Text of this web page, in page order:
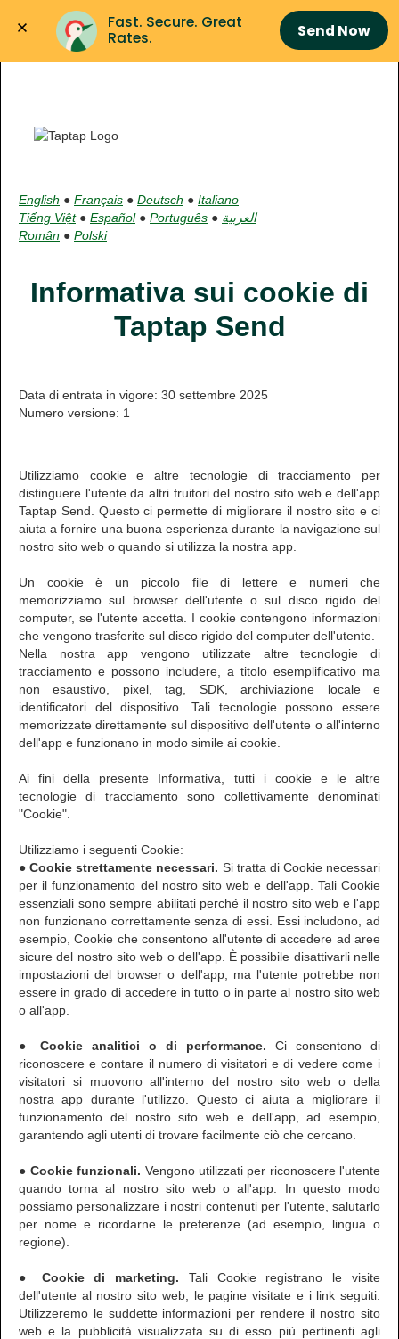
Fast. Secure. Great
Rates.
Send Now
English ● Français ● Deutsch ● Italiano
Tiếng Việt● Español● Português ● العربية
Român ● Polski
Informativa sui cookie di
Taptap Send
Data di entrata in vigore: 30 settembre 2025
Numero versione: 1
Utilizziamo cookie e altre tecnologie di tracciamento per
distinguere l'utente da altri fruitori del nostro sito web e dell'app
Taptap Send. Questo ci permette di migliorare il nostro sito e ci
aiuta a fornire una buona esperienza durante la navigazione sul
nostro sito web o quando si utilizza la nostra app.
Un cookie è un piccolo file di lettere e numeri che
memorizziamo sul browser dell'utente o sul disco rigido del
computer, se l'utente accetta. I cookie contengono informazioni
che vengono trasferite sul disco rigido del computer dell'utente.
Nella nostra app vengono utilizzate altre tecnologie di
tracciamento e possono includere, a titolo esemplificativo ma
non esaustivo, pixel, tag, SDK, archiviazione locale e
identificatori del dispositivo. Tali tecnologie possono essere
memorizzate direttamente sul dispositivo dell'utente o all'interno
dell'app e funzionano in modo simile ai cookie.
Ai fini della presente Informativa, tutti i cookie e le altre
tecnologie di tracciamento sono collettivamente denominati
"Cookie".
Utilizziamo i seguenti Cookie:
● Cookie strettamente necessari. Si tratta di Cookie necessari
per il funzionamento del nostro sito web e dell'app. Tali Cookie
essenziali sono sempre abilitati perché il nostro sito web e l'app
non funzionano correttamente senza di essi. Essi includono, ad
esempio, Cookie che consentono all'utente di accedere ad aree
sicure del nostro sito web o dell'app. È possibile disattivarli nelle
impostazioni del browser o dell'app, ma l'utente potrebbe non
essere in grado di accedere in tutto o in parte al nostro sito web
o all'app.
● Cookie analitici o di performance. Ci consentono di
riconoscere e contare il numero di visitatori e di vedere come i
visitatori si muovono all'interno del nostro sito web o della
nostra app durante l'utilizzo. Questo ci aiuta a migliorare il
funzionamento del nostro sito web e dell'app, ad esempio,
garantendo agli utenti di trovare facilmente ciò che cercano.
● Cookie funzionali. Vengono utilizzati per riconoscere l'utente
quando torna al nostro sito web o all'app. In questo modo
possiamo personalizzare i nostri contenuti per l'utente, salutarlo
per nome e ricordarne le preferenze (ad esempio, lingua o
regione).
● Cookie di marketing. Tali Cookie registrano le visite
dell'utente al nostro sito web, le pagine visitate e i link seguiti.
Utilizzeremo le suddette informazioni per rendere il nostro sito
web e la pubblicità visualizzata su di esso più pertinenti agli